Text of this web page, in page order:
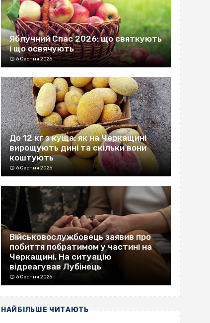
Яблучний Спас 2026: що святкують
і що освячують
6 Серпня 2026
До 12 кг з куща: як на Черкащині
вирощують дині та скільки вони
коштують
6 Серпня 2026
Військовослужбовець заявив про
побиття побратимом у частині на
Черкащині. На ситуацію
відреагував Лубінець
6 Серпня 2026
НАЙБІЛЬШЕ ЧИТАЮТЬ